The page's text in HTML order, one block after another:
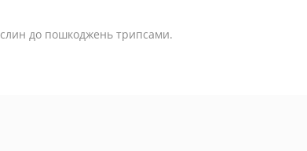
до пошкоджень трипсами.